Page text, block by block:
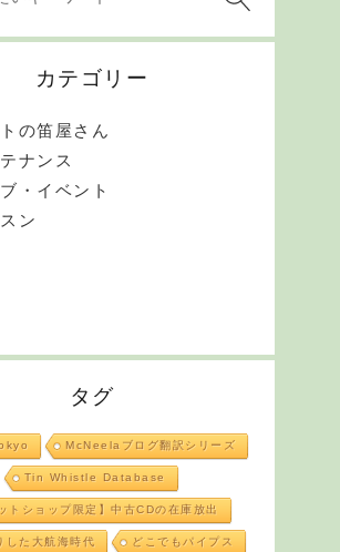
カテゴリー
の笛屋さん
ナンス
・イベント
ン
タグ
McNeelaブログ翻訳シリーズ
Tin Whistle Database
トショップ限定】中古CDの在庫放出
した大航海時代 どこでもパイプス